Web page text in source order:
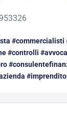
#commercialisti
#controlli